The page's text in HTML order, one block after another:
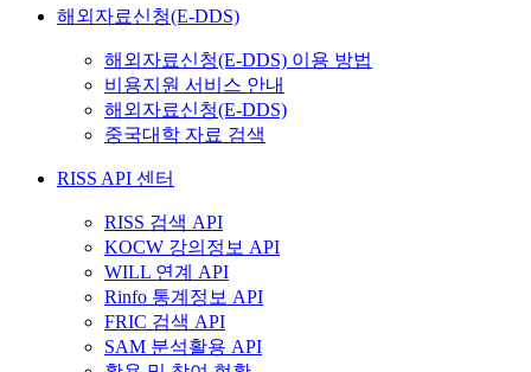
해외자료신청(E-DDS)
해외자료신청(E-DDS) 이용 방법
비용지원 서비스 안내
해외자료신청(E-DDS)
중국대학 자료 검색
RISS API 센터
RISS 검색 API
KOCW 강의정보 API
WILL 연계 API
Rinfo 통계정보 API
FRIC 검색 API
SAM 분석활용 API